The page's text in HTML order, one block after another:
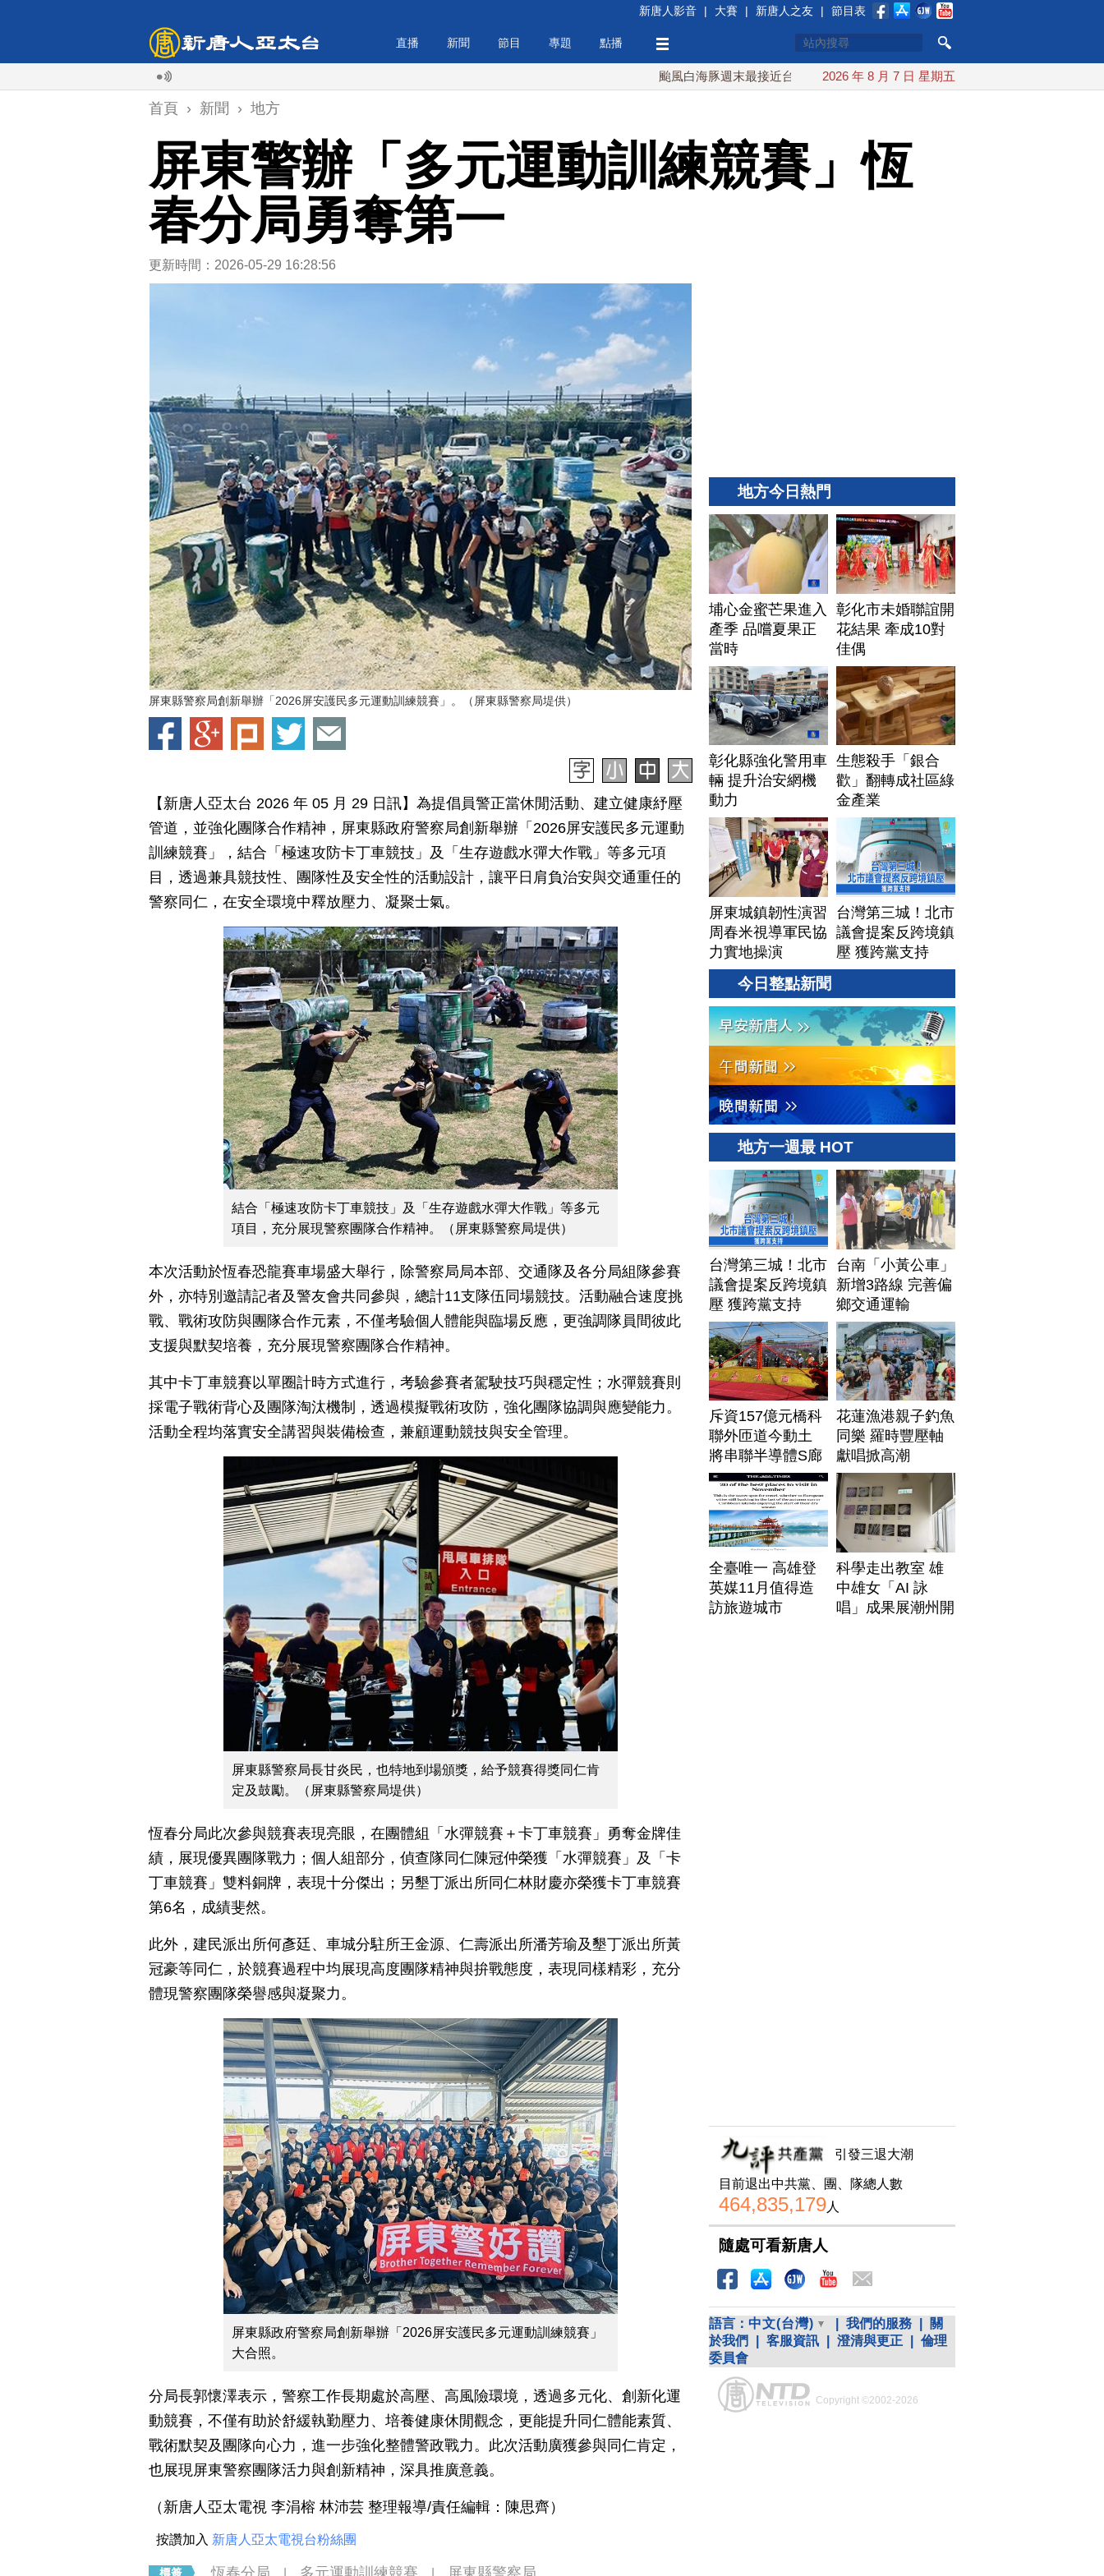
新唐人影音 | 大賽 | 新唐人之友 | 節目表
直播 新聞 節目 專題 點播
颱風白海豚週末最接近台灣 最快9日可能登陸中國 台灣漢光首結合城鎮演習 AIT連續
2026 年 8 月 7 日 星期五
首頁 › 新聞 › 地方
屏東警辦「多元運動訓練競賽」恆
春分局勇奪第一
更新時間：2026-05-29 16:28:56
屏東縣警察局創新舉辦「2026屏安護民多元運動訓練競賽」。（屏東縣警察局堤供）
【新唐人亞太台 2026 年 05 月 29 日訊】為提倡員警正當休閒活動、建立健康紓壓
管道，並強化團隊合作精神，屏東縣政府警察局創新舉辦「2026屏安護民多元運動
訓練競賽」，結合「極速攻防卡丁車競技」及「生存遊戲水彈大作戰」等多元項
目，透過兼具競技性、團隊性及安全性的活動設計，讓平日肩負治安與交通重任的
警察同仁，在安全環境中釋放壓力、凝聚士氣。
結合「極速攻防卡丁車競技」及「生存遊戲水彈大作戰」等多元
項目，充分展現警察團隊合作精神。（屏東縣警察局堤供）
本次活動於恆春恐龍賽車場盛大舉行，除警察局局本部、交通隊及各分局組隊參賽
外，亦特別邀請記者及警友會共同參與，總計11支隊伍同場競技。活動融合速度挑
戰、戰術攻防與團隊合作元素，不僅考驗個人體能與臨場反應，更強調隊員間彼此
支援與默契培養，充分展現警察團隊合作精神。
其中卡丁車競賽以單圈計時方式進行，考驗參賽者駕駛技巧與穩定性；水彈競賽則
採電子戰術背心及團隊淘汰機制，透過模擬戰術攻防，強化團隊協調與應變能力。
活動全程均落實安全講習與裝備檢查，兼顧運動競技與安全管理。
屏東縣警察局長甘炎民，也特地到場頒獎，給予競賽得獎同仁肯
定及鼓勵。（屏東縣警察局堤供）
恆春分局此次參與競賽表現亮眼，在團體組「水彈競賽＋卡丁車競賽」勇奪金牌佳
績，展現優異團隊戰力；個人組部分，偵查隊同仁陳冠仲榮獲「水彈競賽」及「卡
丁車競賽」雙料銅牌，表現十分傑出；另墾丁派出所同仁林財慶亦榮獲卡丁車競賽
第6名，成績斐然。
此外，建民派出所何彥廷、車城分駐所王金源、仁壽派出所潘芳瑜及墾丁派出所黃
冠豪等同仁，於競賽過程中均展現高度團隊精神與拚戰態度，表現同樣精彩，充分
體現警察團隊榮譽感與凝聚力。
屏東縣政府警察局創新舉辦「2026屏安護民多元運動訓練競賽」
大合照。
分局長郭懷澤表示，警察工作長期處於高壓、高風險環境，透過多元化、創新化運
動競賽，不僅有助於舒緩執勤壓力、培養健康休閒觀念，更能提升同仁體能素質、
戰術默契及團隊向心力，進一步強化整體警政戰力。此次活動廣獲參與同仁肯定，
也展現屏東警察團隊活力與創新精神，深具推廣意義。
（新唐人亞太電視 李涓榕 林沛芸 整理報導/責任編輯：陳思齊）
按讚加入 新唐人亞太電視台粉絲團
恆春分局 多元運動訓練競賽 屏東縣警察局
地方今日熱門
埔心金蜜芒果進入
產季 品嚐夏果正
當時
彰化市未婚聯誼開
花結果 牽成10對
佳偶
彰化縣強化警用車
輛 提升治安網機
動力
生態殺手「銀合
歡」翻轉成社區綠
金產業
屏東城鎮韌性演習
周春米視導軍民協
力實地操演
台灣第三城！北市
議會提案反跨境鎮
壓 獲跨黨支持
今日整點新聞
地方一週最 HOT
台灣第三城！北市
議會提案反跨境鎮
壓 獲跨黨支持
台南「小黃公車」
新增3路線 完善偏
鄉交通運輸
斥資157億元橋科
聯外匝道今動土
將串聯半導體S廊
帶
花蓮漁港親子釣魚
同樂 羅時豐壓軸
獻唱掀高潮
全臺唯一 高雄登
英媒11月值得造
訪旅遊城市
科學走出教室 雄
中雄女「AI 詠
唱」成果展潮州開
引發三退大潮
目前退出中共黨、團、隊總人數
464,835,179人
隨處可看新唐人
語言： 中文(台灣) 我們的服務
關
於我們
客服資訊 澄清與更正
倫理
委員會
Copyright ©2002-2026